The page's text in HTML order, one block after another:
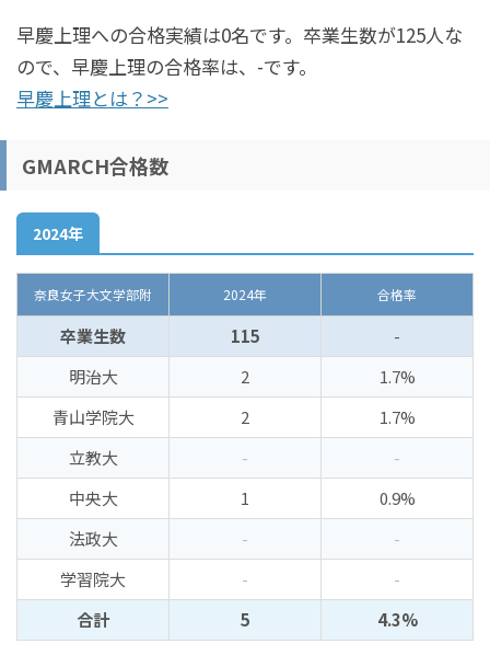
早慶上理への合格実績は0名です。卒業生数が125人な
ので、早慶上理の合格率は、-です。
早慶上理とは？>>
GMARCH合格数
2024年
奈良女子大文学部附 2024年 合格率
卒業生数 115
-
明治大
2
1.7%
青山学院大
2
1.7%
立教大
-
-
中央大
1
0.9%
法政大
-
-
学習院大
-
-
合計
5 4.3%